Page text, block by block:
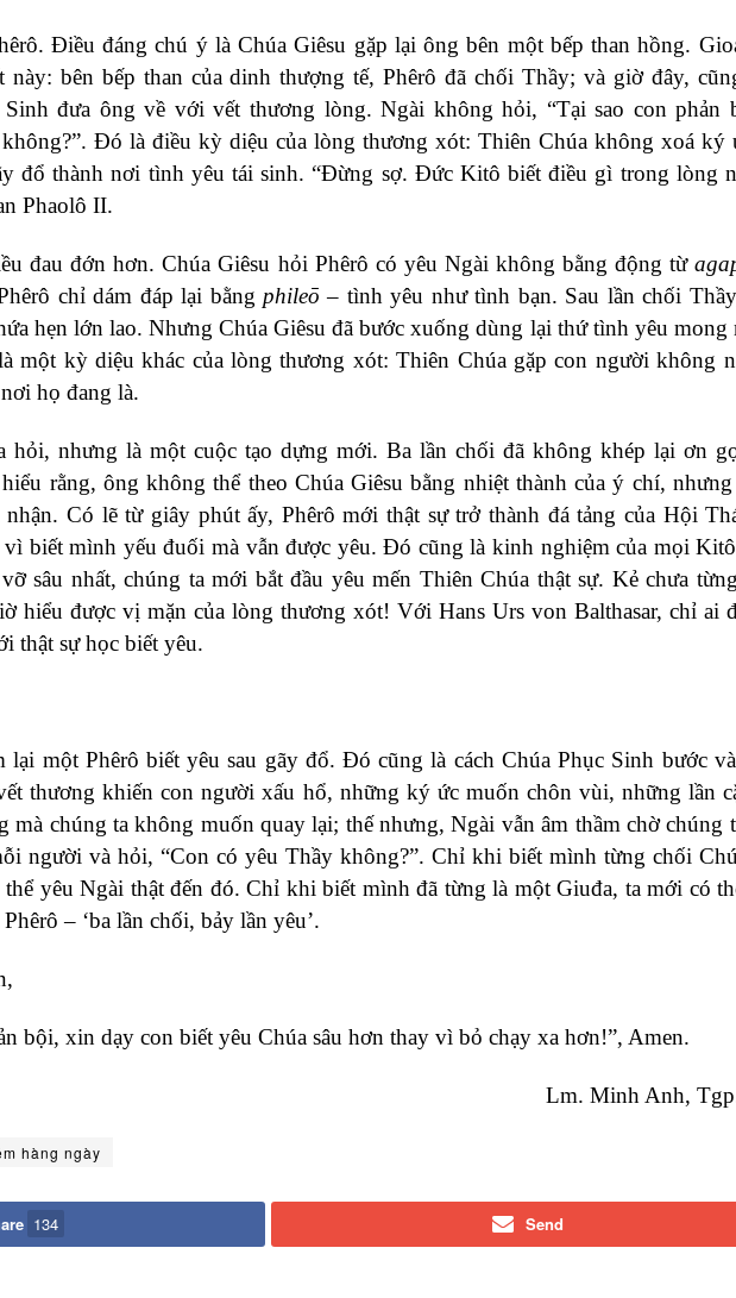
Điều đáng chú ý là Chúa Giêsu gặp lại ông bên một bếp than hồng.
bên bếp than của dinh thượng tế, Phêrô đã chối Thầy; và giờ đây,
đưa ông về với vết thương lòng. Ngài không hỏi, “Tại sao con phản
Đó là điều kỳ diệu của lòng thương xót: Thiên Chúa không xoá ký
đổ thành nơi tình yêu tái sinh. “Đừng sợ. Đức Kitô biết điều gì trong lòng
Phaolô II.
đau đớn hơn. Chúa Giêsu hỏi Phêrô có yêu Ngài không bằng động từ
chỉ dám đáp lại bằng phileō – tình yêu như tình bạn. Sau lần chối
hẹn lớn lao. Nhưng Chúa Giêsu đã bước xuống dùng lại thứ tình yêu mong
một kỳ diệu khác của lòng thương xót: Thiên Chúa gặp con người không
họ đang là.
hỏi, nhưng là một cuộc tạo dựng mới. Ba lần chối đã không khép lại ơn
rằng, ông không thể theo Chúa Giêsu bằng nhiệt thành của ý chí, nhưng
Có lẽ từ giây phút ấy, Phêrô mới thật sự trở thành đá tảng của Hội
biết mình yếu đuối mà vẫn được yêu. Đó cũng là kinh nghiệm của mọi
sâu nhất, chúng ta mới bắt đầu yêu mến Thiên Chúa thật sự. Kẻ chưa
hiểu được vị mặn của lòng thương xót! Với Hans Urs von Balthasar, chỉ ai
thật sự học biết yêu.
một Phêrô biết yêu sau gãy đổ. Đó cũng là cách Chúa Phục Sinh bước
thương khiến con người xấu hổ, những ký ức muốn chôn vùi, những lần
chúng ta không muốn quay lại; thế nhưng, Ngài vẫn âm thầm chờ chúng
người và hỏi, “Con có yêu Thầy không?”. Chỉ khi biết mình từng chối
yêu Ngài thật đến đó. Chỉ khi biết mình đã từng là một Giuđa, ta mới có
– ‘ba lần chối, bảy lần yêu’.
bội, xin dạy con biết yêu Chúa sâu hơn thay vì bỏ chạy xa hơn!”, Amen.
Lm. Minh Anh,
hàng ngày
134 Send